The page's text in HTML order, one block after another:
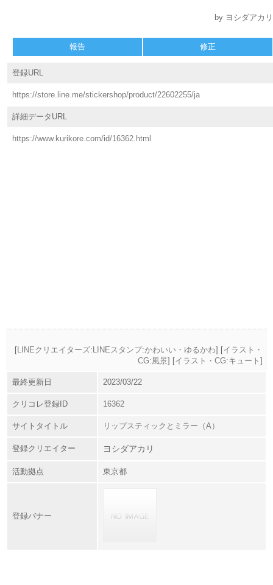
by ヨシダアカリ
報告 修正
登録URL
https://store.line.me/stickershop/product/22602255/ja
詳細データURL
https://www.kurikore.com/id/16362.html
[LINEクリエイターズ:LINEスタンプ:かわいい・ゆるかわ] [イラスト・
CG:風景] [イラスト・CG:キュート ]
最終更新日 2023/03/22
クリコレ登録ID 16362
サイトタイトル リップスティックとミラー（A）
登録クリエイター ヨシダアカリ
活動拠点 東京都
登録バナー